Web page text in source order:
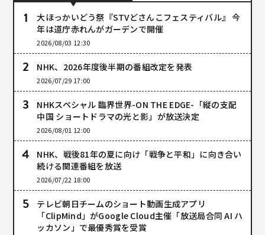
大ほっかいどう祭『STVどさんこフェスティバル』 今
年は道庁赤れんがガーデンで開催
2026/08/03 12:30
NHK、2026年度後半期の番組改定を発表
2026/07/29 17:00
NHKスペシャル 臨界世界-ON THE EDGE-「縦の支配
中国 ショートドラマの光と影」が放送決定
2026/08/01 12:00
NHK、戦後81年の夏に向け「戦争と平和」に向き合い
続ける関連番組を放送
2026/07/22 18:00
テレビ朝日チームのショート動画生成アプリ
「ClipMind」がGoogle Cloud主催「放送局合同 AI ハ
ッカソン」で最優秀賞を受賞